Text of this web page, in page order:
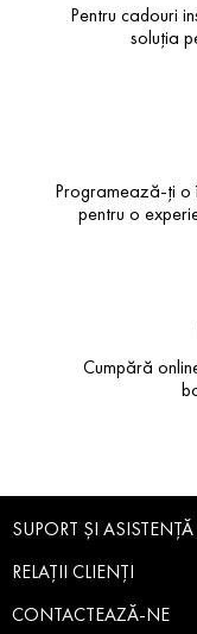
Pentru cadouri
soluția
Programează-ți o
pentru o
Cumpără
SUPORT ȘI ASISTENȚĂ
RELAȚII CLIENȚI
CONTACTEAZĂ-NE